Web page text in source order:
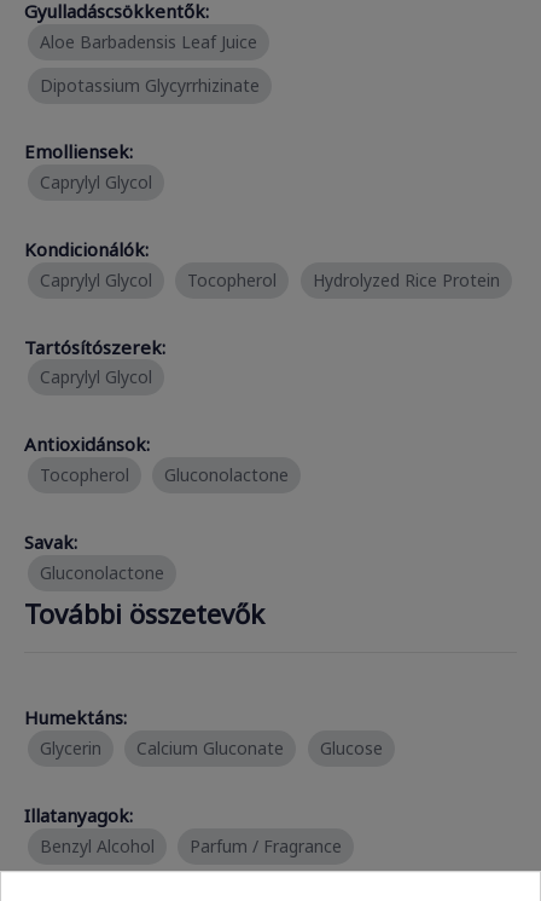
Gyulladáscsökkentők:
Aloe Barbadensis Leaf Juice
Dipotassium Glycyrrhizinate
Emolliensek:
Caprylyl Glycol
Kondicionálók:
Caprylyl Glycol Tocopherol Hydrolyzed Rice Protein
Tartósítószerek:
Caprylyl Glycol
Antioxidánsok:
Tocopherol Gluconolactone
Savak:
Gluconolactone
További összetevők
Humektáns:
Glycerin Calcium Gluconate Glucose
Illatanyagok:
Benzyl Alcohol
Parfum / Fragrance